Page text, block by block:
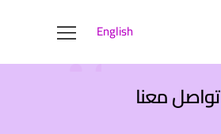
English
مركز الحلولتواصل معنا